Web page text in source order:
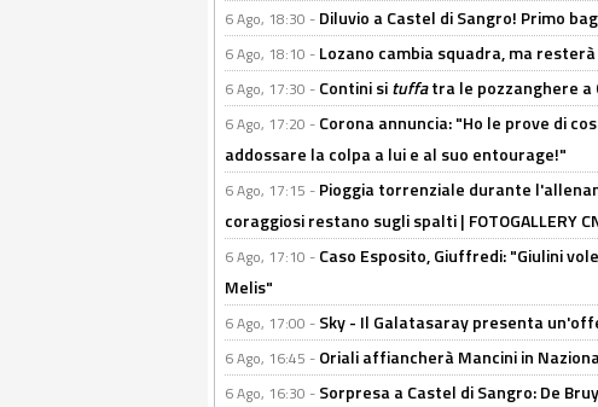
6 Ago, 18:30 - Diluvio a Castel di Sangro! Primo
6 Ago, 18:10 - Lozano cambia squadra, ma
6 Ago, 17:30 - Contini situffatra le pozzanghere a
6 Ago, 17:20 - Corona annuncia: "Ho le prove di
addossare la colpa a lui e al suo entourage!"
6 Ago, 17:15 - Pioggia torrenziale durante
coraggiosi restano sugli spalti | FOTOGALLERY
6 Ago, 17:10 - Caso Esposito, Giuffredi: "Giulini
Melis"
6 Ago, 17:00 - Sky - Il Galatasaray presenta
6 Ago, 16:45 - Oriali affiancherà Mancini in
6 Ago, 16:30 - Sorpresa a Castel di Sangro: De